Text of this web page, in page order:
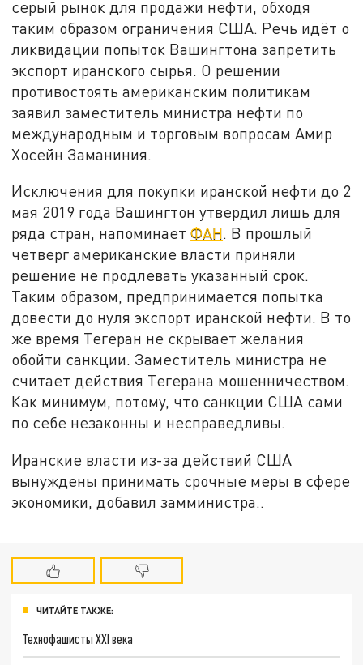
серый рынок для продажи нефти, обходя
таким образом ограничения США. Речь идёт о
ликвидации попыток Вашингтона запретить
экспорт иранского сырья. О решении
противостоять американским политикам
заявил заместитель министра нефти по
международным и торговым вопросам Амир
Хосейн Заманиния.
Исключения для покупки иранской нефти до 2
мая 2019 года Вашингтон утвердил лишь для
ряда стран, напоминаетФАН. В прошлый
четверг американские власти приняли
решение не продлевать указанный срок.
Таким образом, предпринимается попытка
довести до нуля экспорт иранской нефти. В то
же время Тегеран не скрывает желания
обойти санкции. Заместитель министра не
считает действия Тегерана мошенничеством.
Как минимум, потому, что санкции США сами
по себе незаконны и несправедливы.
Иранские власти из-за действий США
вынуждены принимать срочные меры в сфере
экономики, добавил замминистра..
ЧИТАЙТЕ ТАКЖЕ:
Технофашисты XXI века